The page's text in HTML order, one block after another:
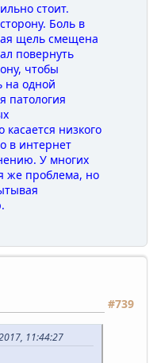
стоит.
Боль в
щель смещена
повернуть
чтобы
на одной
патология
касается низкого
в интернет
У многих
же проблема, но
#739
11:44:27